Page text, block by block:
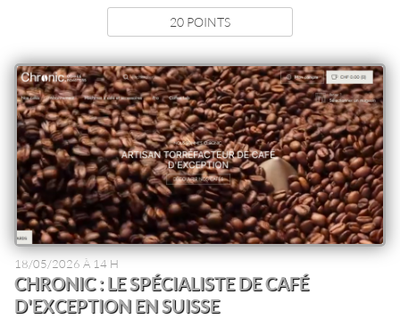
20 POINTS
18/05/2026 À 14 H
CHRONIC : LE SPÉCIALISTE DE CAFÉ
D'EXCEPTION EN SUISSE